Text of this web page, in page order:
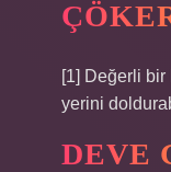
[1] Değerli
yerini
DEVE